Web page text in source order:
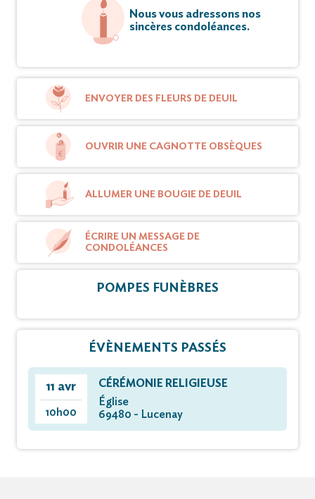
Nous vous adressons nos
sincères condoléances.
ENVOYER DES FLEURS DE DEUIL
OUVRIR UNE CAGNOTTE OBSÈQUES
ALLUMER UNE BOUGIE DE DEUIL
ÉCRIRE UN MESSAGE DE
CONDOLÉANCES
POMPES FUNÈBRES
ÉVÈNEMENTS PASSÉS
11 avr
10h00
CÉRÉMONIE RELIGIEUSE
Église
69480 - Lucenay